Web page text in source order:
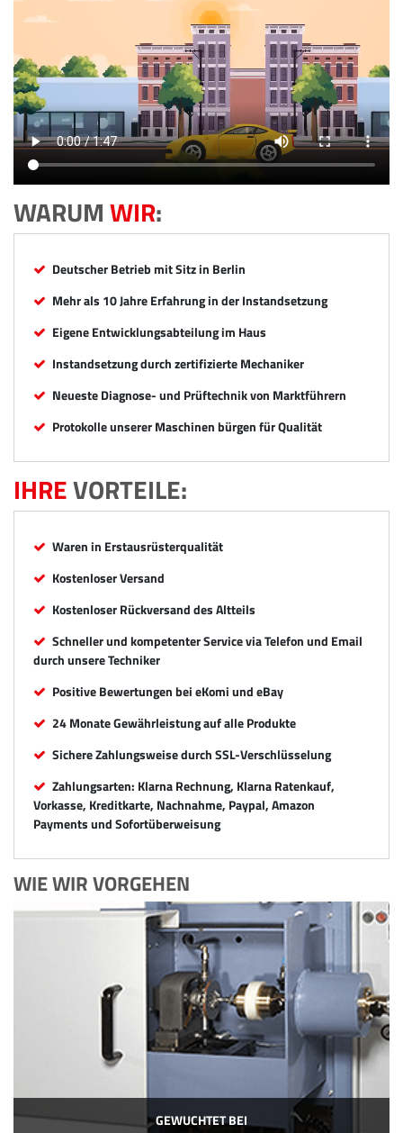
WARUMWIR:
Deutscher Betrieb mit Sitz in Berlin
Mehr als 10 Jahre Erfahrung in der Instandsetzung
Eigene Entwicklungsabteilung im Haus
Instandsetzung durch zertifizierte Mechaniker
Neueste Diagnose- und Prüftechnik von Marktführern
Protokolle unserer Maschinen bürgen für Qualität
IHREVORTEILE:
Waren in Erstausrüsterqualität
Kostenloser Versand
Kostenloser Rückversand des Altteils
Schneller und kompetenter Service via Telefon und Email
durch unsere Techniker
Positive Bewertungen bei eKomi und eBay
24 Monate Gewährleistung auf alle Produkte
Sichere Zahlungsweise durch SSL-Verschlüsselung
Zahlungsarten: Klarna Rechnung, Klarna Ratenkauf,
Vorkasse, Kreditkarte, Nachnahme, Paypal, Amazon
Payments und Sofortüberweisung
WIE WIR VORGEHEN
GEWUCHTET BEI